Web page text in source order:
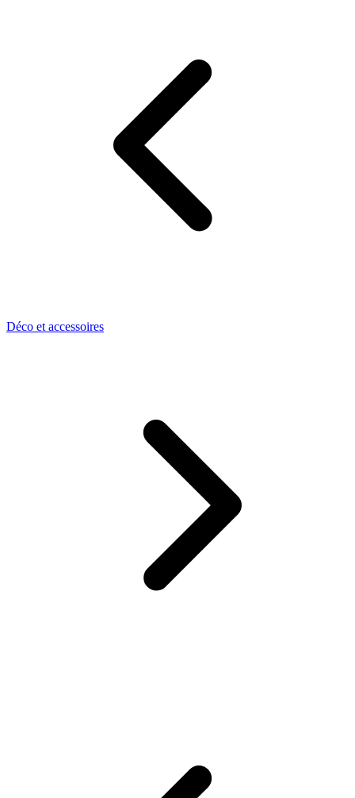
Déco et accessoires